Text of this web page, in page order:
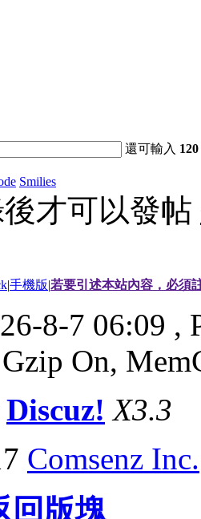
還可輸入 120
Smilies
才可以發帖
|手機版|若要引述本站內容，必須
8-7 06:09 ,
On,
Discuz! X3.3
Comsenz Inc.
回版塊